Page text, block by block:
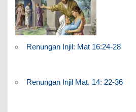
Renungan Injil: Mat 16:24-28
Renungan Injil Mat. 14: 22-36